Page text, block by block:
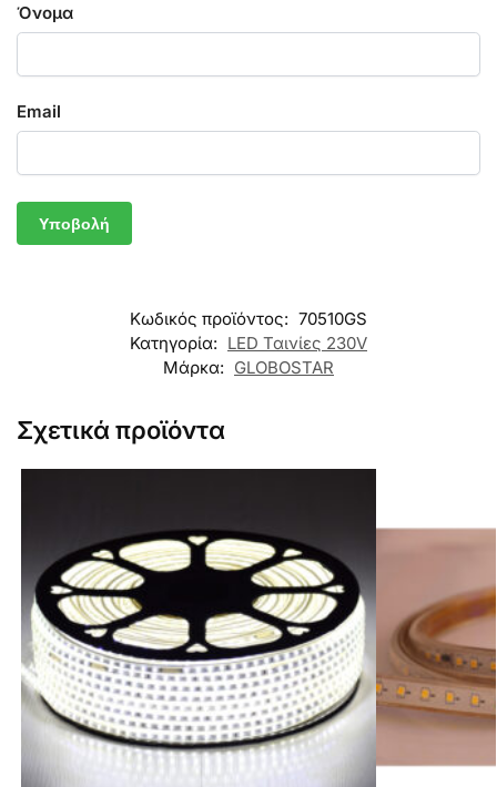
Όνομα
Email
Κωδικός προϊόντος: 70510GS
Κατηγορία: LED Ταινίες 230V
Μάρκα: GLOBOSTAR
Σχετικά προϊόντα